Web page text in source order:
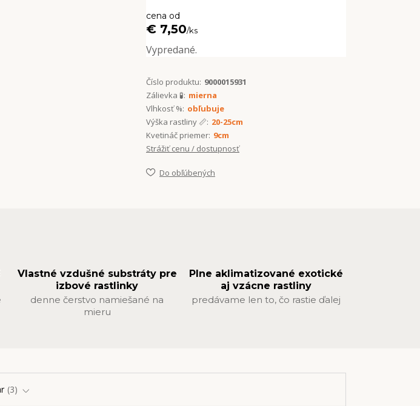
cena od
€ 7,50/ks
Vypredané.
Číslo produktu: 9000015931
Zálievka 🧪: mierna
Vlhkosť %: obľubuje
Výška rastliny 📏: 20-25cm
Kvetináč priemer: 9cm
Strážiť cenu / dostupnosť
Do obľúbených
Vlastné vzdušné substráty pre
izbové rastlinky
denne čerstvo namiešané na
mieru
Plne aklimatizované exotické
aj vzácne rastliny
predávame len to, čo rastie ďalej
3